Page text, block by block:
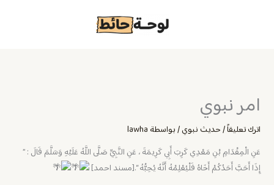
امر نبوي
اترك تعليقاً/حديث نبوي/ بواسطة lawha
عَنِ الْمِقْدَامِ بْنِ مَعْدِي كَرِبَ أَبِي كَرِيمَةَ ، عَنِ النَّبِيِّ صَلَّى اللَّهُ عَلَيْهِ وَسَلَّمَ قَالَ : ”
إِذَا أَحَبَّ أَحَدُكُمْ أَخَاهُ فَلْيُعْلِمْهُ أَنَّهُ يُحِبُّهُ “.[مسند احمد]